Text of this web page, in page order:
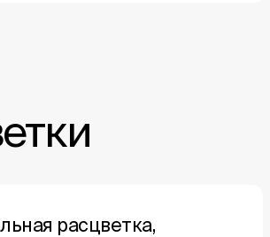
расцветка,